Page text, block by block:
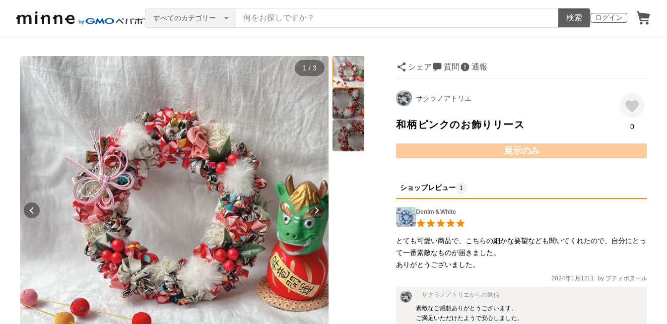
ログイン
すべてのカテゴリー 検索
1 / 3 シェア 質問 通報
サクラノアトリエ
和柄ピンクのお飾りリース 0
展示のみ
ショップレビュー 1
Denim＆White
とても可愛い商品で、こちらの細かな要望なども聞いてくれたので、自分にとっ
て一番素敵なものが届きました。
ありがとうございました。
2024年1月12日 by プティボヌール
サクラノアトリエからの返信
素敵なご感想ありがとうございます。
ご満足いただけたようで安心しました。